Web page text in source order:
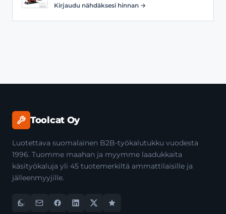
Kirjaudu nähdäksesi hinnan →
Toolcat Oy
Luotettava suomalainen B2B-työkalutukku vuodesta
1996. Tuomme maahan ja myymme laadukkaita
käsityökaluja yli 45 tuotemerkiltä ammattilaisille ja
jälleenmyyjille.